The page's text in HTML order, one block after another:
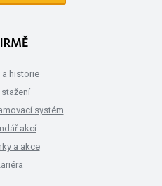
a historie
stažení
systém
akcí
a akce